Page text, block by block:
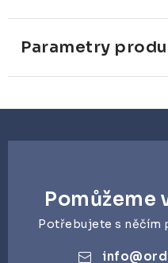
Parametry
Pomůžeme
Potřebujete s něčím
info@